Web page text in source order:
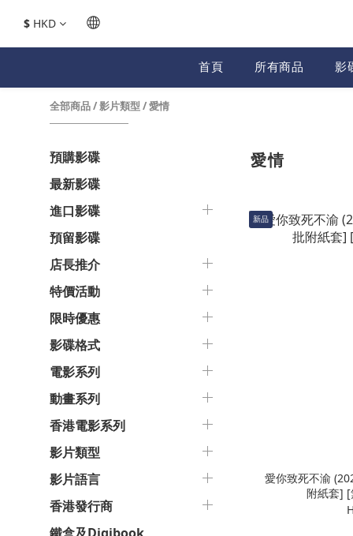
$ HKD
首頁 所有商品 影
全部商品/影片類型 /愛情
預購影碟
最新影碟
進口影碟
預留影碟
店長推介
特價活動
限時優惠
影碟格式
電影系列
動畫系列
香港電影系列
影片類型
影片語言
香港發行商
愛情
新品
愛你致死不渝
附紙套]